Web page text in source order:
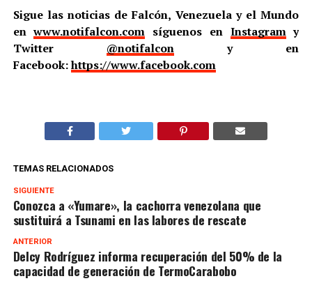
Sigue las noticias de Falcón, Venezuela y el Mundo
enwww.notifalcon.com síguenos en Instagramy
Twitter @notifalcony en
Facebook:https://www.facebook.com
TEMAS RELACIONADOS
SIGUIENTE
Conozca a «Yumare», la cachorra venezolana que
sustituirá a Tsunami en las labores de rescate
ANTERIOR
Delcy Rodríguez informa recuperación del 50% de la
capacidad de generación de TermoCarabobo